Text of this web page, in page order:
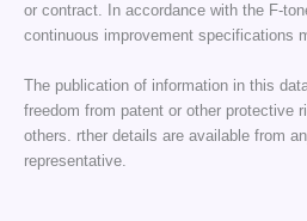
or contract. In accordance with the F-
continuous improvement specifications
The publication of information in this
freedom from patent or other protective
others. rther details are available from
representative.